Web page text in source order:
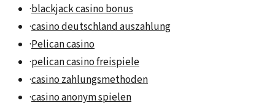
·blackjack casino bonus
·casino deutschland auszahlung
·Pelican casino
·pelican casino freispiele
·casino zahlungsmethoden
·casino anonym spielen